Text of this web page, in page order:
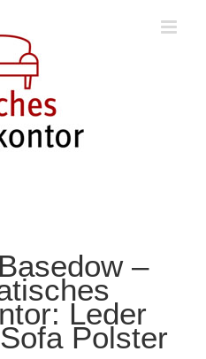
–
Leder
Polster